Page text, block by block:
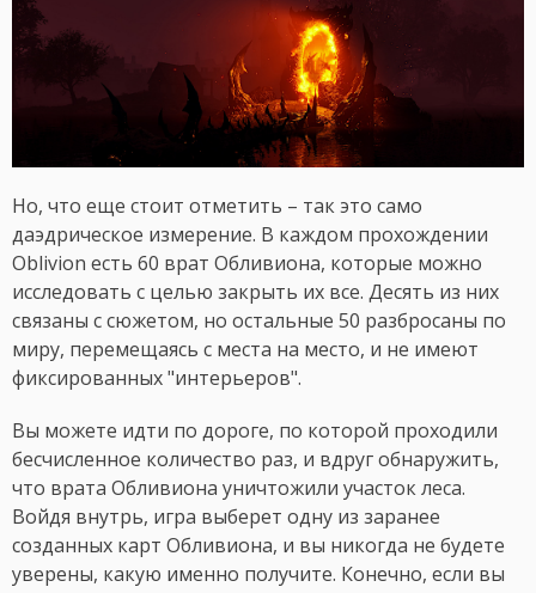
Но, что еще стоит отметить – так это само
даэдрическое измерение. В каждом прохождении
Oblivion есть 60 врат Обливиона, которые можно
исследовать с целью закрыть их все. Десять из них
связаны с сюжетом, но остальные 50 разбросаны по
миру, перемещаясь с места на место, и не имеют
фиксированных "интерьеров".
Вы можете идти по дороге, по которой проходили
бесчисленное количество раз, и вдруг обнаружить,
что врата Обливиона уничтожили участок леса.
Войдя внутрь, игра выберет одну из заранее
созданных карт Обливиона, и вы никогда не будете
уверены, какую именно получите. Конечно, если вы